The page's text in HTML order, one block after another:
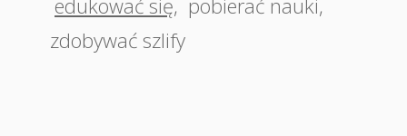
edukować się, pobierać nauki,
zdobywać szlify